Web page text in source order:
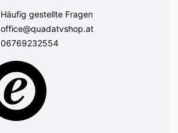
Häufig gestellte Fragen
office@quadatvshop.at
06769232554